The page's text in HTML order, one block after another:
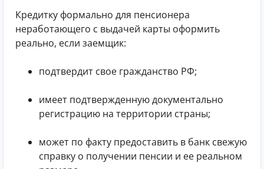
Кредитку формально для пенсионера
неработающего с выдачей карты оформить
реально, если заемщик:
подтвердит свое гражданство РФ;
имеет подтвержденную документально
регистрацию на территории страны;
может по факту предоставить в банк свежую
справку о получении пенсии и ее реальном